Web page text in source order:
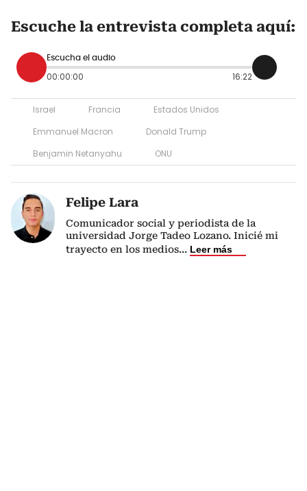
Escuche la entrevista completa aquí:
Escucha el audio
00:00:00 16:22
Israel Francia
Estados Unidos
Emmanuel Macron
Donald Trump
Benjamin Netanyahu
ONU
Felipe Lara
Comunicador social y periodista de la
universidad Jorge Tadeo Lozano. Inicié mi
trayecto en los medios... Leer más